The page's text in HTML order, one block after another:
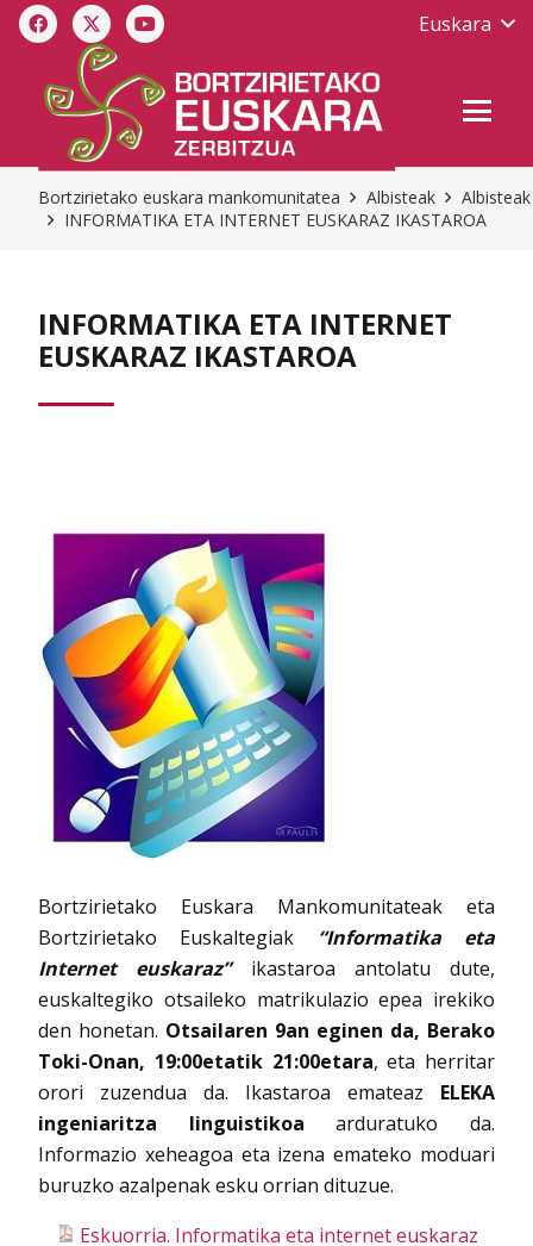
Euskara
Bortzirietako euskara mankomunitatea Albisteak
Albisteak
INFORMATIKA ETA INTERNET EUSKARAZ IKASTAROA
INFORMATIKA ETA INTERNET
EUSKARAZ IKASTAROA
Bortzirietako Euskara Mankomunitateak eta
Bortzirietako Euskaltegiak
“Informatika eta
Internet euskaraz”ikastaroa antolatu dute,
euskaltegiko otsaileko matrikulazio epea irekiko
den honetan. Otsailaren 9an eginen da, Berako
Toki-Onan, 19:00etatik 21:00etara, eta herritar
orori zuzendua da. Ikastaroa emateaz ELEKA
ingeniaritza linguistikoa arduratuko da.
Informazio xeheagoa eta izena emateko moduari
buruzko azalpenak esku orrian dituzue.
Eskuorria. Informatika eta internet euskaraz